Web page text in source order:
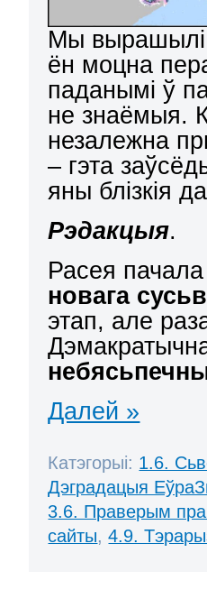
Мы вырашылі
ён моцна
паданымі ў
не знаёмыя.
незалежна
– гэта
яны блізкія
Рэдакцыя.
Расея пачала
новага
этап, але
Далей »
Катэгорыі: 1.6.
Дэградацыя
3.6. Праверым
сайты,4.9.